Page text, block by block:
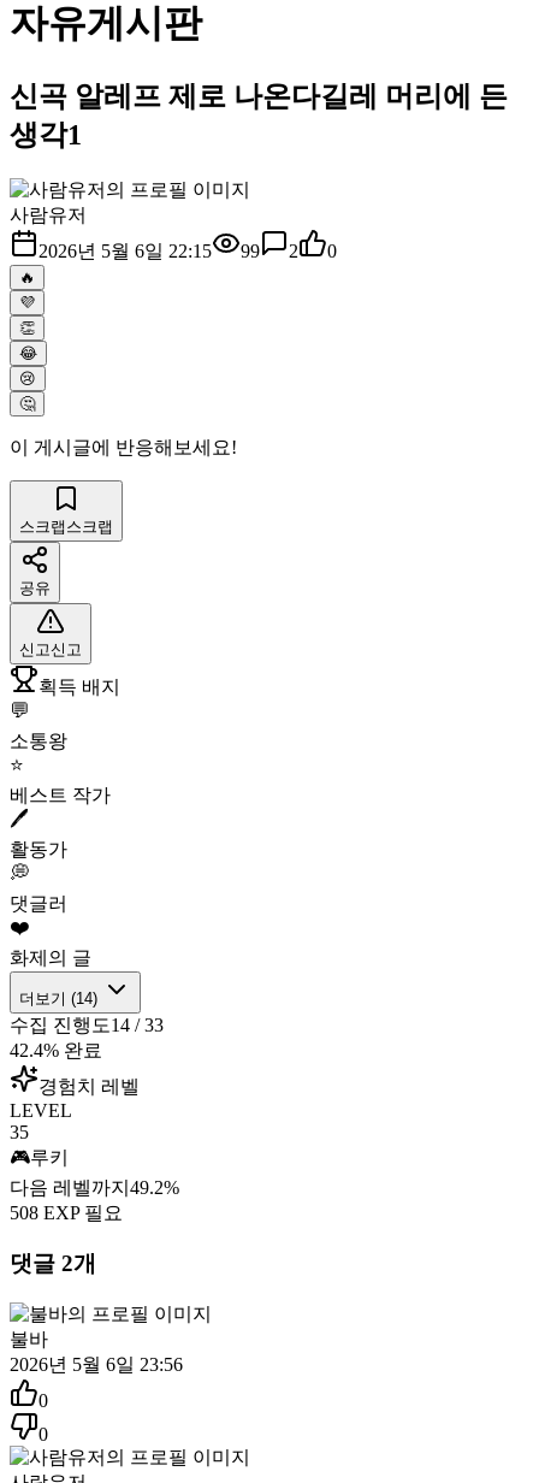
자유게시판
신곡 알레프 제로 나온다길레 머리에 든
생각1
사람유저
2026년 5월 6일 22:15
99 2 0
🔥
💜
👏
😂
😢
🤔
이 게시글에 반응해보세요!
스크랩 스크랩
공유
신고신고
획득 배지
💬
소통왕
⭐
베스트 작가
🖊️
활동가
💭
댓글러
❤️
화제의 글
더보기 (14)
수집 진행도14 /33
42.4% 완료
경험치 레벨
LEVEL
35
🎮루키
다음 레벨까지 49.2%
508 EXP 필요
댓글 2개
불바
2026년 5월 6일 23:56
0
0